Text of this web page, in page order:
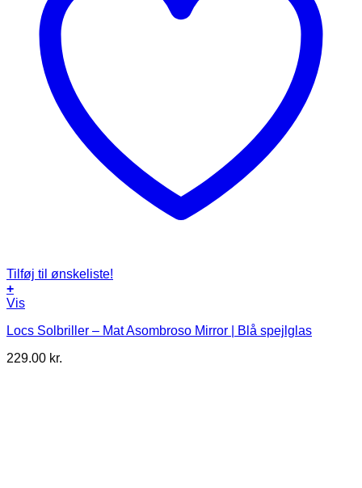
Tilføj til ønskeliste!
+
Vis
Locs Solbriller – Mat Asombroso Mirror | Blå spejlglas
229.00 kr.